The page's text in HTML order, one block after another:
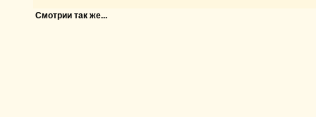
Смотрии так же...